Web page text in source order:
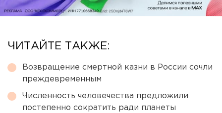
ЧИТАЙТЕ ТАКЖЕ:
Возвращение смертной казни в России сочли
преждевременным
Численность человечества предложили
постепенно сократить ради планеты